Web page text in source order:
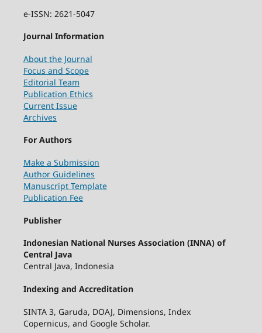
e-ISSN: 2621-5047
Journal Information
About the Journal
Focus and Scope
Editorial Team
Publication Ethics
Current Issue
Archives
For Authors
Make a Submission
Author Guidelines
Manuscript Template
Publication Fee
Publisher
Indonesian National Nurses Association (INNA) of
Central Java
Central Java, Indonesia
Indexing and Accreditation
SINTA 3, Garuda, DOAJ, Dimensions, Index
Copernicus, and Google Scholar.